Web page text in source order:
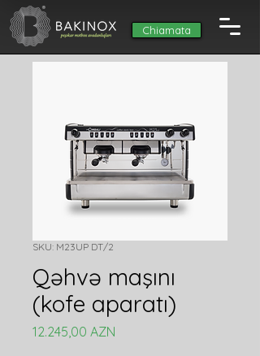
Chiamata
SKU: M23UP DT/2
Qəhvə maşını
(kofe aparatı)
12.245,00 AZN